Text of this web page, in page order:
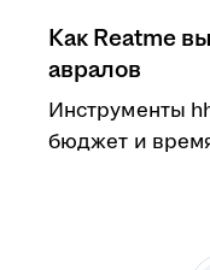
Как Reatme
авралов
Инструменты
бюджет и